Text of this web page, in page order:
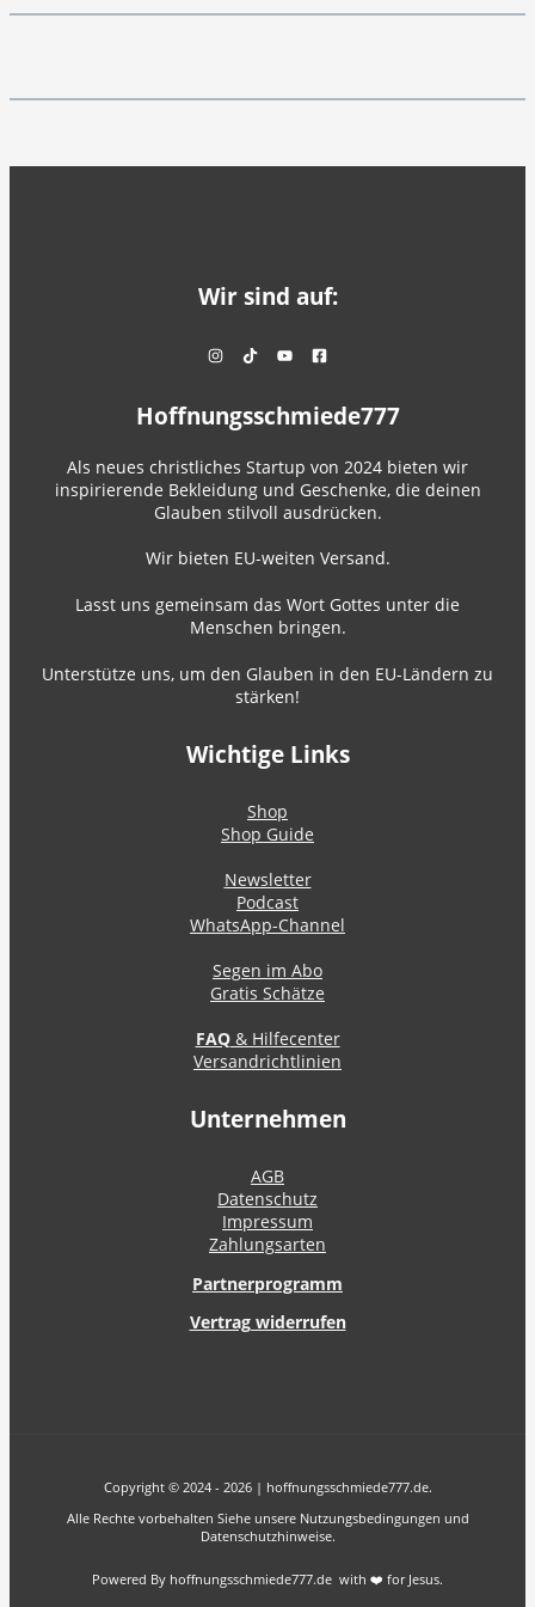
Wir sind auf:
Hoffnungsschmiede777
Als neues christliches Startup von 2024 bieten wir
inspirierende Bekleidung und Geschenke, die deinen
Glauben stilvoll ausdrücken.
Wir bieten EU-weiten Versand.
Lasst uns gemeinsam das Wort Gottes unter die
Menschen bringen.
Unterstütze uns, um den Glauben in den EU-Ländern zu
stärken!
Wichtige Links
Shop
Shop Guide
Newsletter
Podcast
WhatsApp-Channel
Segen im Abo
Gratis Schätze
FAQ& Hilfecenter
Versandrichtlinien
Unternehmen
AGB
Datenschutz
Impressum
Zahlungsarten
Partnerprogramm
Vertrag widerrufen
Copyright © 2024 - 2026 | hoffnungsschmiede777.de.
Alle Rechte vorbehalten Siehe unsere Nutzungsbedingungen und
Datenschutzhinweise.
Powered By hoffnungsschmiede777.de with ❤️ for Jesus.